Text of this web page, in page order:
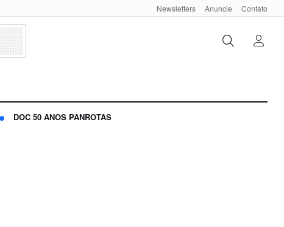
Newsletters Anuncie Contato
DOC 50 ANOS PANROTAS